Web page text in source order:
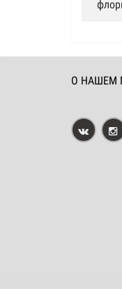
О НАШЕМ